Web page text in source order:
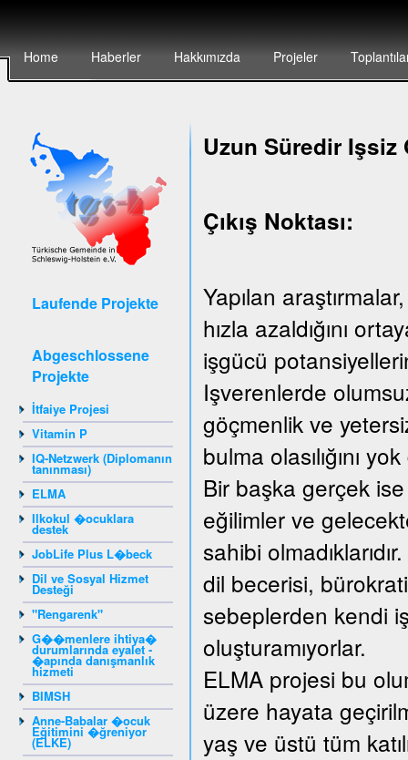
Home Haberler Hakkımızda Projeler
Laufende Projekte
Abgeschlossene
Projekte
İtfaiye Projesi
Vitamin P
IQ-Netzwerk (Diplomanın
tanınması)
ELMA
Ilkokul �ocuklara
destek
JobLife Plus L�beck
Dil ve Sosyal Hizmet
Desteği
"Rengarenk"
G��menlere ihtiya�
durumlarında eyalet -
�apında danışmanlık
hizmeti
BIMSH
Anne-Babalar �ocuk
Eğitimini �ğreniyor
(ELKE)
Uzun Süredir Işsiz
Çıkış Noktası:
Yapılan
hızla azaldığını
işgücü
Işverenlerde
göçmenlik ve
bulma olasılığını
Bir başka gerçek
eğilimler ve
sahibi
dil becerisi,
sebeplerden kendi
oluşturamıyorlar.
ELMA projesi bu
üzere hayata
yaş ve üstü tüm